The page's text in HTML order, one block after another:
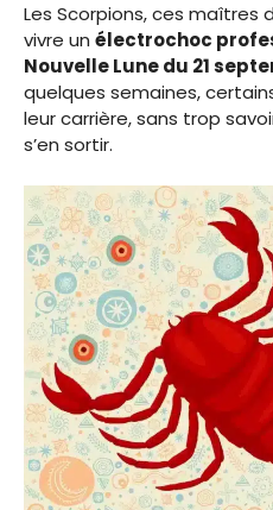
Les Scorpions, ces
vivre un électrochoc
Nouvelle Lune du 21
quelques semaines,
leur carrière, sans trop
s’en sortir.